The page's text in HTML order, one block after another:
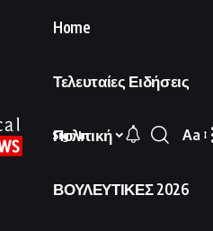
Home
Τελευταίες Ειδήσεις
Πολιτική
ΒΟΥΛΕΥΤΙΚΕΣ 2026
Sign In
Font
Aa